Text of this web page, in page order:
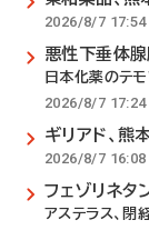
2026/8/7 17:54
悪性下垂体
日本化薬のテ
2026/8/7 17:24
ギリアド、熊
2026/8/7 16:08
フェゾリネタ
アステラス、